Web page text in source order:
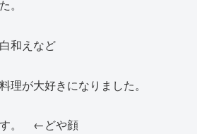
。
和えなど
理が大好きになりました。
す。 ←どや顔